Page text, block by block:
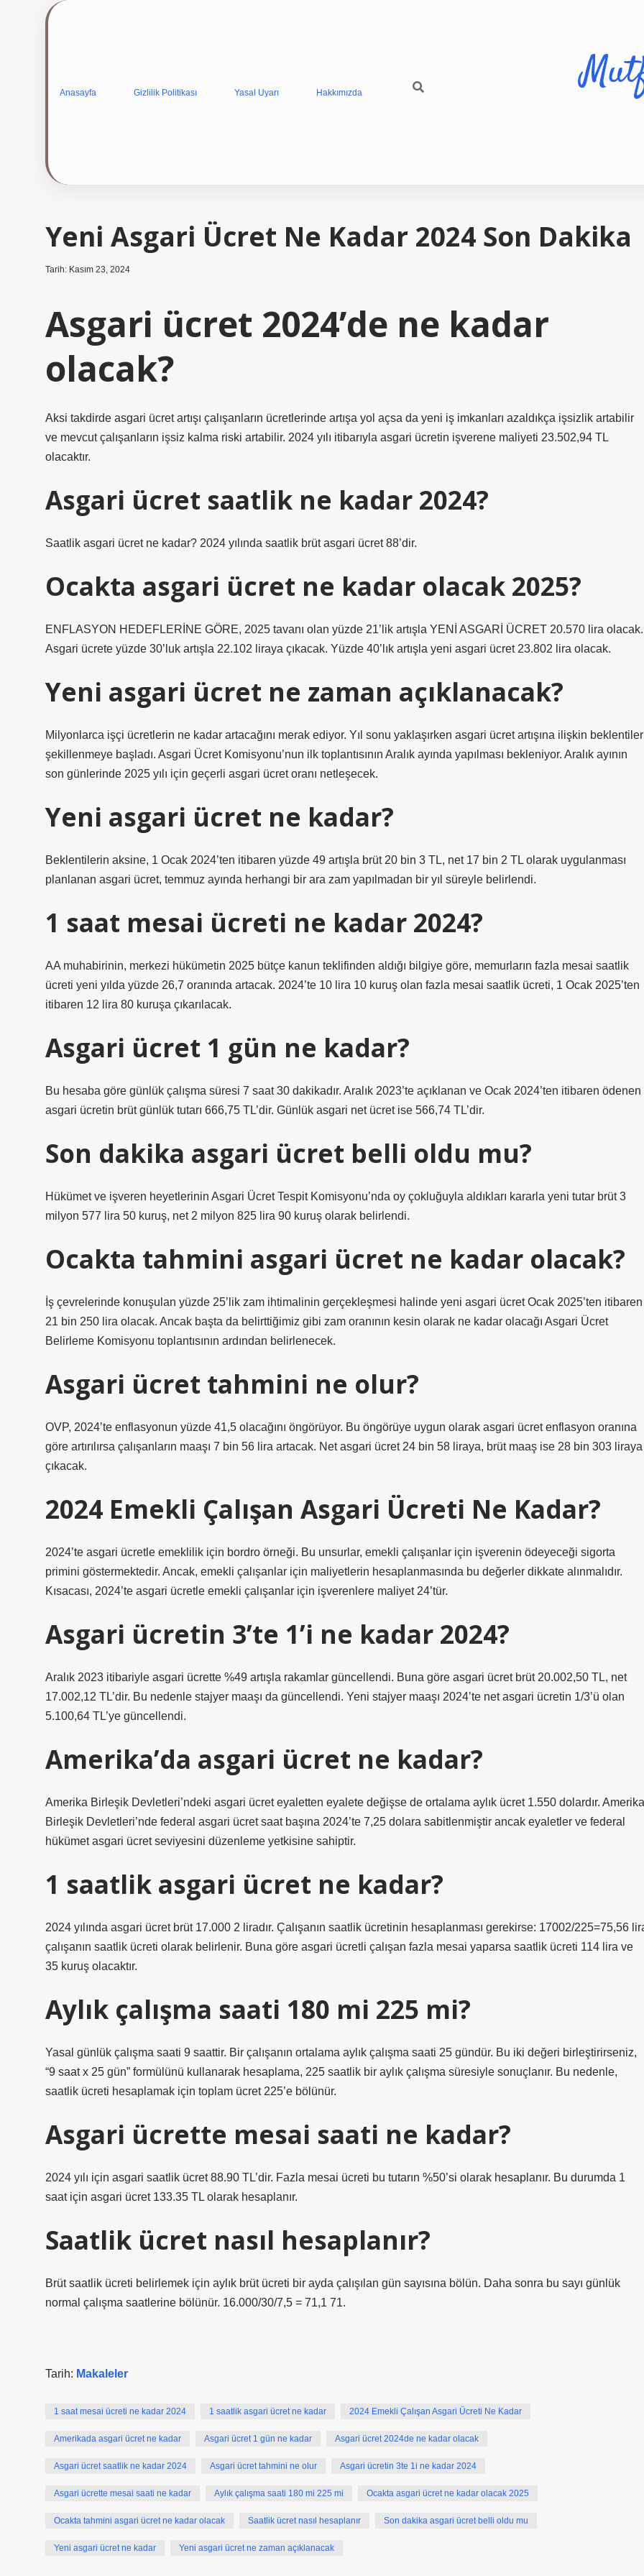
Anasayfa Gizlilik Politikası Yasal Uyarı Hakkımızda
Yeni Asgari Ücret Ne Kadar 2024 Son Dakika
Tarih: Kasım 23, 2024
Asgari ücret 2024’de ne kadar
olacak?
Aksi takdirde asgari ücret artışı çalışanların ücretlerinde artışa yol açsa da yeni iş imkanları azaldıkça işsizlik artabilir
ve mevcut çalışanların işsiz kalma riski artabilir. 2024 yılı itibarıyla asgari ücretin işverene maliyeti 23.502,94 TL
olacaktır.
Asgari ücret saatlik ne kadar 2024?
Saatlik asgari ücret ne kadar? 2024 yılında saatlik brüt asgari ücret 88’dir.
Ocakta asgari ücret ne kadar olacak 2025?
ENFLASYON HEDEFLERİNE GÖRE, 2025 tavanı olan yüzde 21’lik artışla YENİ ASGARİ ÜCRET 20.570 lira olacak.
Asgari ücrete yüzde 30’luk artışla 22.102 liraya çıkacak. Yüzde 40’lık artışla yeni asgari ücret 23.802 lira olacak.
Yeni asgari ücret ne zaman açıklanacak?
Milyonlarca işçi ücretlerin ne kadar artacağını merak ediyor. Yıl sonu yaklaşırken asgari ücret artışına ilişkin beklentiler
şekillenmeye başladı. Asgari Ücret Komisyonu’nun ilk toplantısının Aralık ayında yapılması bekleniyor. Aralık ayının
son günlerinde 2025 yılı için geçerli asgari ücret oranı netleşecek.
Yeni asgari ücret ne kadar?
Beklentilerin aksine, 1 Ocak 2024’ten itibaren yüzde 49 artışla brüt 20 bin 3 TL, net 17 bin 2 TL olarak uygulanması
planlanan asgari ücret, temmuz ayında herhangi bir ara zam yapılmadan bir yıl süreyle belirlendi.
1 saat mesai ücreti ne kadar 2024?
AA muhabirinin, merkezi hükümetin 2025 bütçe kanun teklifinden aldığı bilgiye göre, memurların fazla mesai saatlik
ücreti yeni yılda yüzde 26,7 oranında artacak. 2024’te 10 lira 10 kuruş olan fazla mesai saatlik ücreti, 1 Ocak 2025’ten
itibaren 12 lira 80 kuruşa çıkarılacak.
Asgari ücret 1 gün ne kadar?
Bu hesaba göre günlük çalışma süresi 7 saat 30 dakikadır. Aralık 2023’te açıklanan ve Ocak 2024’ten itibaren ödenen
asgari ücretin brüt günlük tutarı 666,75 TL’dir. Günlük asgari net ücret ise 566,74 TL’dir.
Son dakika asgari ücret belli oldu mu?
Hükümet ve işveren heyetlerinin Asgari Ücret Tespit Komisyonu’nda oy çokluğuyla aldıkları kararla yeni tutar brüt 3
milyon 577 lira 50 kuruş, net 2 milyon 825 lira 90 kuruş olarak belirlendi.
Ocakta tahmini asgari ücret ne kadar olacak?
İş çevrelerinde konuşulan yüzde 25’lik zam ihtimalinin gerçekleşmesi halinde yeni asgari ücret Ocak 2025’ten itibaren
21 bin 250 lira olacak. Ancak başta da belirttiğimiz gibi zam oranının kesin olarak ne kadar olacağı Asgari Ücret
Belirleme Komisyonu toplantısının ardından belirlenecek.
Asgari ücret tahmini ne olur?
OVP, 2024’te enflasyonun yüzde 41,5 olacağını öngörüyor. Bu öngörüye uygun olarak asgari ücret enflasyon oranına
göre artırılırsa çalışanların maaşı 7 bin 56 lira artacak. Net asgari ücret 24 bin 58 liraya, brüt maaş ise 28 bin 303 liraya
çıkacak.
2024 Emekli Çalışan Asgari Ücreti Ne Kadar?
2024’te asgari ücretle emeklilik için bordro örneği. Bu unsurlar, emekli çalışanlar için işverenin ödeyeceği sigorta
primini göstermektedir. Ancak, emekli çalışanlar için maliyetlerin hesaplanmasında bu değerler dikkate alınmalıdır.
Kısacası, 2024’te asgari ücretle emekli çalışanlar için işverenlere maliyet 24’tür.
Asgari ücretin 3’te 1’i ne kadar 2024?
Aralık 2023 itibariyle asgari ücrette %49 artışla rakamlar güncellendi. Buna göre asgari ücret brüt 20.002,50 TL, net
17.002,12 TL’dir. Bu nedenle stajyer maaşı da güncellendi. Yeni stajyer maaşı 2024’te net asgari ücretin 1/3’ü olan
5.100,64 TL’ye güncellendi.
Amerika’da asgari ücret ne kadar?
Amerika Birleşik Devletleri’ndeki asgari ücret eyaletten eyalete değişse de ortalama aylık ücret 1.550 dolardır. Amerika
Birleşik Devletleri’nde federal asgari ücret saat başına 2024’te 7,25 dolara sabitlenmiştir ancak eyaletler ve federal
hükümet asgari ücret seviyesini düzenleme yetkisine sahiptir.
1 saatlik asgari ücret ne kadar?
2024 yılında asgari ücret brüt 17.000 2 liradır. Çalışanın saatlik ücretinin hesaplanması gerekirse: 17002/225=75,56
çalışanın saatlik ücreti olarak belirlenir. Buna göre asgari ücretli çalışan fazla mesai yaparsa saatlik ücreti 114 lira ve
35 kuruş olacaktır.
Aylık çalışma saati 180 mi 225 mi?
Yasal günlük çalışma saati 9 saattir. Bir çalışanın ortalama aylık çalışma saati 25 gündür. Bu iki değeri birleştirirseniz,
“9 saat x 25 gün” formülünü kullanarak hesaplama, 225 saatlik bir aylık çalışma süresiyle sonuçlanır. Bu nedenle,
saatlik ücreti hesaplamak için toplam ücret 225’e bölünür.
Asgari ücrette mesai saati ne kadar?
2024 yılı için asgari saatlik ücret 88.90 TL’dir. Fazla mesai ücreti bu tutarın %50’si olarak hesaplanır. Bu durumda 1
saat için asgari ücret 133.35 TL olarak hesaplanır.
Saatlik ücret nasıl hesaplanır?
Brüt saatlik ücreti belirlemek için aylık brüt ücreti bir ayda çalışılan gün sayısına bölün. Daha sonra bu sayı günlük
normal çalışma saatlerine bölünür. 16.000/30/7,5 = 71,1 71.
Tarih: Makaleler
1 saat mesai ücreti ne kadar 2024 1 saatlik asgari ücret ne kadar 2024 Emekli Çalışan Asgari Ücreti Ne Kadar
Amerikada asgari ücret ne kadar Asgari ücret 1 gün ne kadar Asgari ücret 2024de ne kadar olacak
Asgari ücret saatlik ne kadar 2024 Asgari ücret tahmini ne olur Asgari ücretin 3te 1i ne kadar 2024
Asgari ücrette mesai saati ne kadar Aylık çalışma saati 180 mi 225 mi Ocakta asgari ücret ne kadar olacak 2025
Ocakta tahmini asgari ücret ne kadar olacak Saatlik ücret nasıl hesaplanır Son dakika asgari ücret belli oldu mu
Yeni asgari ücret ne kadar Yeni asgari ücret ne zaman açıklanacak